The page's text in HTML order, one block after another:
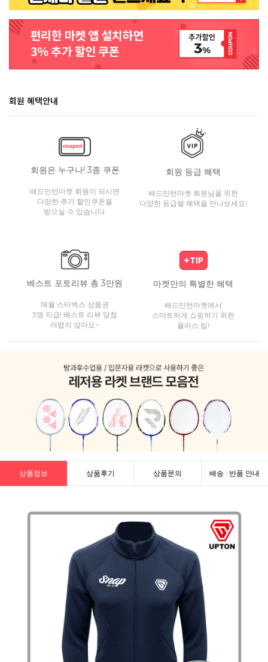
회원 혜택안내
회원은 누구나! 3종 쿠폰
배드민턴마켓 회원이 되시면
다양한 추가 할인쿠폰을
받으실 수 있습니다.
회원 등급 혜택
배드민턴마켓 회원님을 위한
다양한 등급별 혜택을 만나보세요!
베스트 포토리뷰 총 3만원
매월 스타벅스 상품권
3명 지급! 베스트 리뷰 당첨
어렵지 않아요~
마켓만의 특별한 혜택
배드민턴마켓에서
스마트하게 쇼핑하기 위한
플러스 팁!
상품정보 상품후기 상품문의 배송 · 반품 안내